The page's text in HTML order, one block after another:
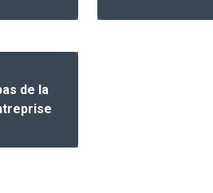
de la